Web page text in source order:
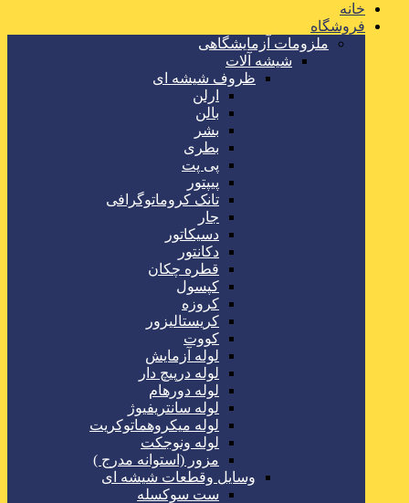
خانه
فروشگاه
ملزومات آزمایشگاهی
شیشه آلات
ظروف شیشه ای
ارلن
بالن
بشر
بطری
پی پت
پیپتور
تانک کروماتوگرافی
جار
دسیکاتور
دکانتور
قطره چکان
کپسول
کروزه
کریستالیزور
کووت
لوله آزمایش
لوله درپیچ دار
لوله دورهام
لوله سانتریفیوژ
لوله میکروهماتوکریت
لوله ونوجکت
مزور (استوانه مدرج )
وسایل وقطعات شیشه ای
ست سوکسله